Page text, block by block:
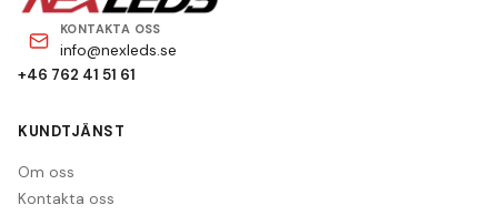
KONTAKTA OSS
info@nexleds.se
+46 762 41 51 61
KUNDTJÄNST
Om oss
Kontakta oss